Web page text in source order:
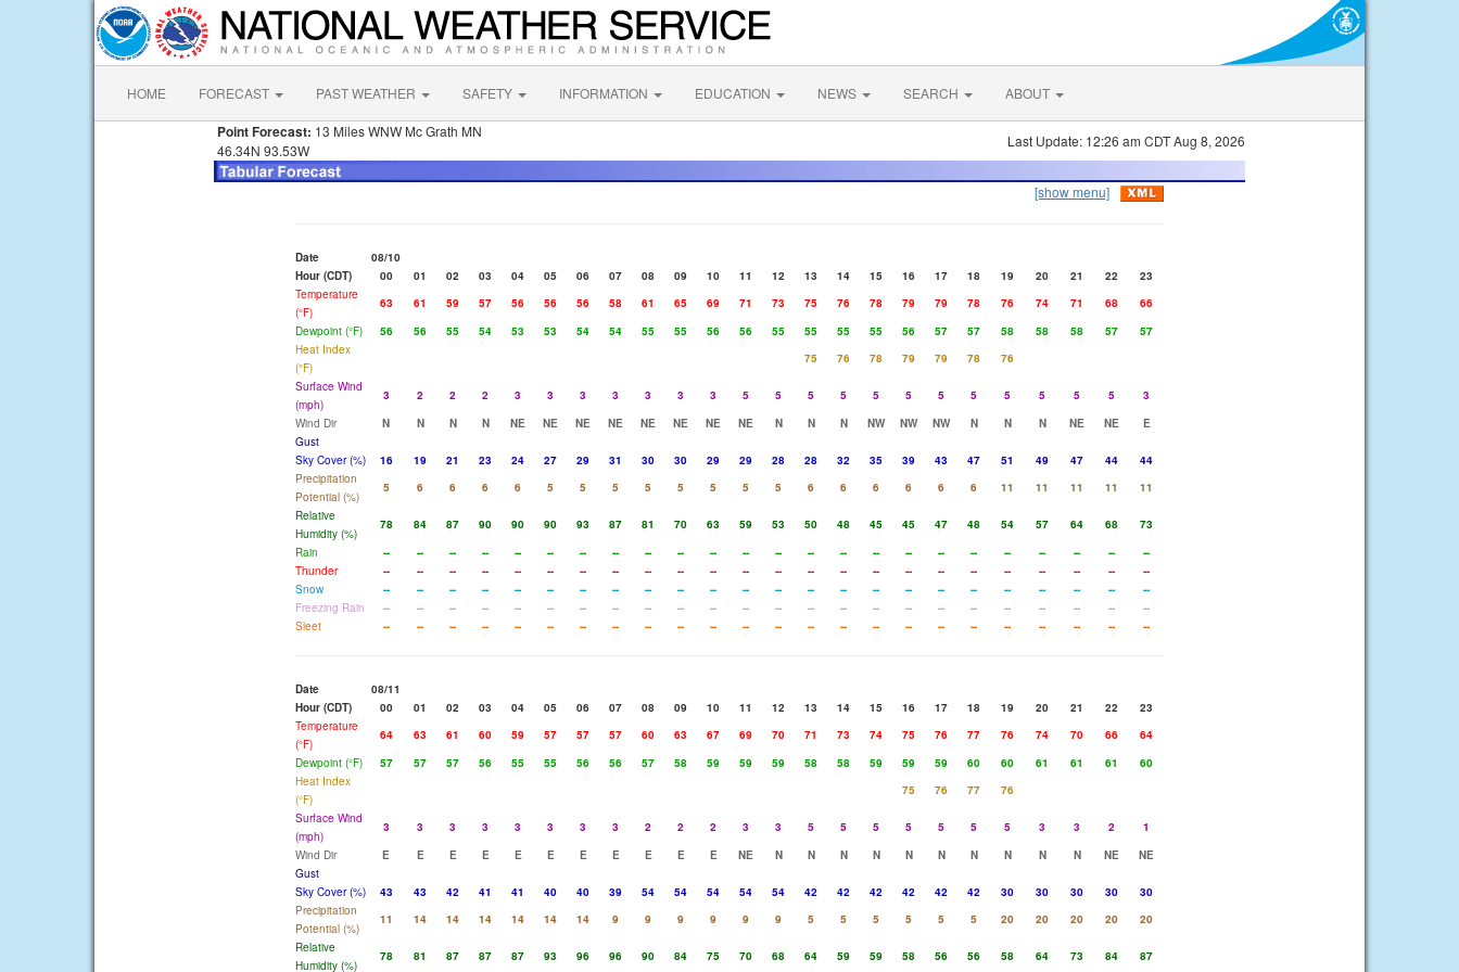
HOME FORECAST PAST WEATHER SAFETY INFORMATION EDUCATION NEWS SEARCH ABOUT
Point Forecast: 13 Miles WNW Mc Grath MN
46.34N 93.53W
Last Update: 12:26 am CDT Aug 8, 2026
[show menu]
Date
08/10
Hour (CDT)
00 01 02 03 04 05 06 07 08 09 10 11 12 13 14 15 16 17 18 19 20 21 22
23
Temperature
(°F)
63 61 59 57 56 56 56 58 61 65 69 71 73 75 76 78 79 79 78 76 74 71 68
66
Dewpoint (°F)
56 56 55 54 53 53 54 54 55 55 56 56 55 55 55 55 56 57 57 58 58 58 57
57
Heat Index
(°F)
75 76 78 79 79 78
76
Surface Wind
(mph)
3 2 2 2 3 3 3 3 3 3 3 5 5 5 5 5 5 5 5 5 5 5 5
3
Wind Dir
N N N N NE NE NE NE NE NE NE NE N N N NW NW NW N N N NE NE
E
Gust
Sky Cover (%)
16 19 21 23 24 27 29 31 30 30 29 29 28 28 32 35 39 43 47 51 49 47 44
44
Precipitation
Potential (%)
5 6 6 6 6 5 5 5 5 5 5 5 5 6 6 6 6 6 6 11 11 11 11
11
Relative
Humidity (%)
78 84 87 90 90 90 93 87 81 70 63 59 53 50 48 45 45 47 48 54 57 64 68
73
Rain
-- -- -- -- -- -- -- -- -- -- -- -- -- -- -- -- -- -- -- -- -- -- --
--
Thunder
-- -- -- -- -- -- -- -- -- -- -- -- -- -- -- -- -- -- -- -- -- -- --
--
Snow
-- -- -- -- -- -- -- -- -- -- -- -- -- -- -- -- -- -- -- -- -- -- --
--
Freezing Rain
-- -- -- -- -- -- -- -- -- -- -- -- -- -- -- -- -- -- -- -- -- -- --
--
Sleet
-- -- -- -- -- -- -- -- -- -- -- -- -- -- -- -- -- -- -- -- -- -- -- --
Date
08/11
Hour (CDT)
00 01 02 03 04 05 06 07 08 09 10 11 12 13 14 15 16 17 18 19 20 21 22
23
Temperature
(°F)
64 63 61 60 59 57 57 57 60 63 67 69 70 71 73 74 75 76 77 76 74 70 66
64
Dewpoint (°F)
57 57 57 56 55 55 56 56 57 58 59 59 59 58 58 59 59 59 60 60 61 61 61
60
Heat Index
(°F)
75 76 77
76
Surface Wind
(mph)
3 3 3 3 3 3 3 3 2 2 2 3 3 5 5 5 5 5 5 5 3 3 2
1
Wind Dir
E E E E E E E E E E E NE N N N N N N N N N N NE
NE
Gust
Sky Cover (%)
43 43 42 41 41 40 40 39 54 54 54 54 54 42 42 42 42 42 42 30 30 30 30
30
Precipitation
Potential (%)
11 14 14 14 14 14 14 9 9 9 9 9 9 5 5 5 5 5 5 20 20 20 20
20
Relative
Humidity (%)
78 81 87 87 87 93 96 96 90 84 75 70 68 64 59 59 58 56 56 58 64 73 84 87